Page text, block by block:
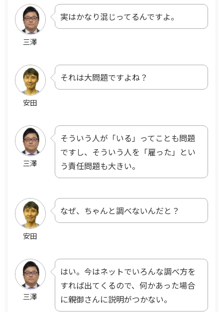
三澤
実はかなり混じってるんですよ。
安田
それは大問題ですよね？
三澤
そういう人が「いる」ってことも問題
ですし、そういう人を「雇った」とい
う責任問題も大きい。
安田
なぜ、ちゃんと調べないんだと？
三澤
はい。今はネットでいろんな調べ方を
すれば出てくるので、何かあった場合
に親御さんに説明がつかない。